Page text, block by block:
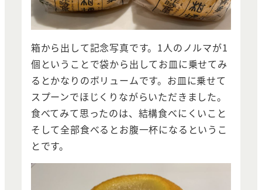
箱から出して記念写真です。1人のノルマが1
個ということで袋から出してお皿に乗せてみ
るとかなりのボリュームです。お皿に乗せて
スプーンでほじくりながらいただきました。
食べてみて思ったのは、結構食べにくいこと
そして全部食べるとお腹一杯になるというこ
とです。